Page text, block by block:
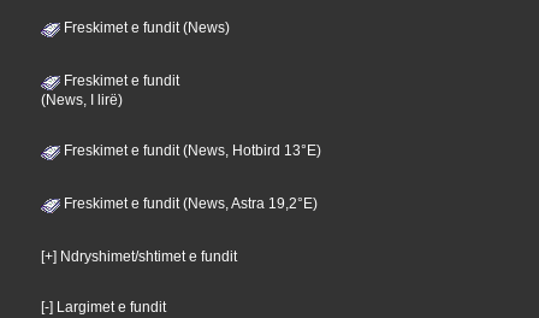
Freskimet e fundit (News)
Freskimet e fundit
(News, I lirë)
Freskimet e fundit (News, Hotbird 13°E)
Freskimet e fundit (News, Astra 19,2°E)
[+] Ndryshimet/shtimet e fundit
[-] Largimet e fundit